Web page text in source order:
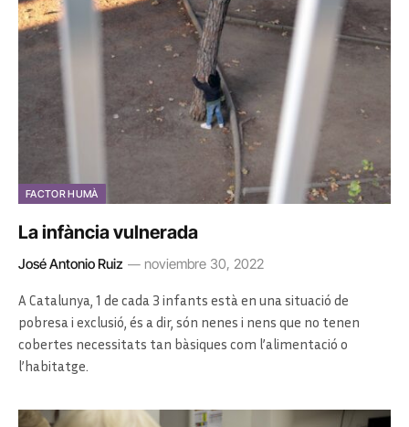
FACTOR HUMÀ
La infància vulnerada
José Antonio Ruiz noviembre 30, 2022
A Catalunya, 1 de cada 3 infants està en una situació de
pobresa i exclusió, és a dir, són nenes i nens que no tenen
cobertes necessitats tan bàsiques com l’alimentació o
l’habitatge.